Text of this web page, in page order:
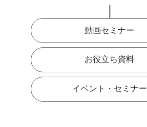
動画セミナー
お役立ち資料
イベント・セミナー